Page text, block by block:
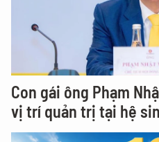
Con gái ông Phạm
vị trí quản trị tại hệ